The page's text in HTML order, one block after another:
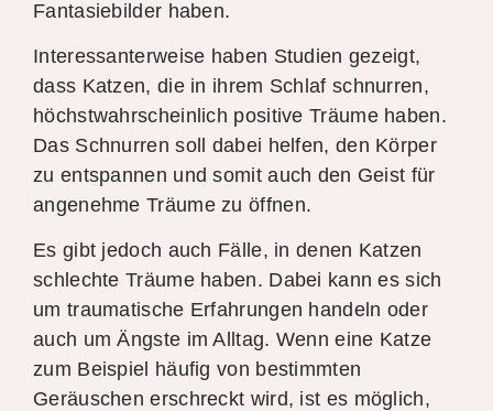
Fantasiebilder haben.
Interessanterweise haben Studien gezeigt,
dass Katzen, die in ihrem Schlaf schnurren,
höchstwahrscheinlich positive Träume haben.
Das Schnurren soll dabei helfen, den Körper
zu entspannen und somit auch den Geist für
angenehme Träume zu öffnen.
Es gibt jedoch auch Fälle, in denen Katzen
schlechte Träume haben. Dabei kann es sich
um traumatische Erfahrungen handeln oder
auch um Ängste im Alltag. Wenn eine Katze
zum Beispiel häufig von bestimmten
Geräuschen erschreckt wird, ist es möglich,